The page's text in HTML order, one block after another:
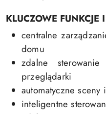
KLUCZOWE
centralne
domu
zdalne
przeglądarki
automatyczne sceny
inteligentne